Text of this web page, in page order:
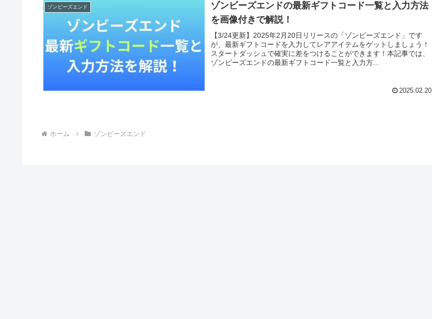
ゾンビーズエンド
ゾンビーズエンドの最新ギフトコード一覧と入力方法
を画像付きで解説！
【3/24更新】2025年2月20日リリースの「ゾンビーズエンド」です
が、最新ギフトコードを入力してレアアイテムをゲットしましょう！
スタートダッシュで確実に差をつけることができます！本記事では、
ゾンビーズエンドの最新ギフトコード一覧と入力方...
2025.02.20
ホーム ゾンビーズエンド